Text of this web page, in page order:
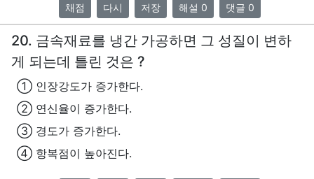
채점 다시 저장 해설 0 댓글 0
20. 금속재료를 냉간 가공하면 그 성질이 변하
게 되는데 틀린 것은 ?
① 인장강도가 증가한다.
② 연신율이 증가한다.
③ 경도가 증가한다.
④ 항복점이 높아진다.